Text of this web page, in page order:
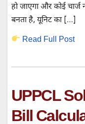
हो जाएगा और कोई
बनता है, यूनिट का […]
Read Full Post
UPPCL
Bill